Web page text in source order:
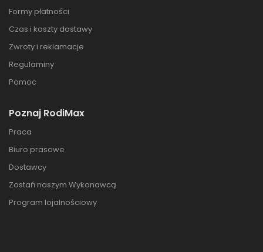
Formy płatności
Czas i koszty dostawy
Zwroty i reklamacje
Regulaminy
Pomoc
Poznaj RodiMax
Praca
Biuro prasowe
Dostawcy
Zostań naszym Wykonawcą
Program lojalnościowy